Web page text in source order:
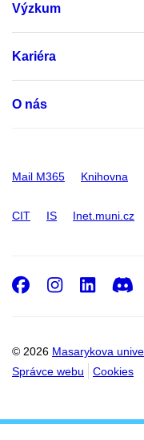
Výzkum
Kariéra
O nás
Mail M365 Knihovna
CIT IS Inet.muni.cz
© 2026 Masarykova
Správce webu
Cookies
Facebook